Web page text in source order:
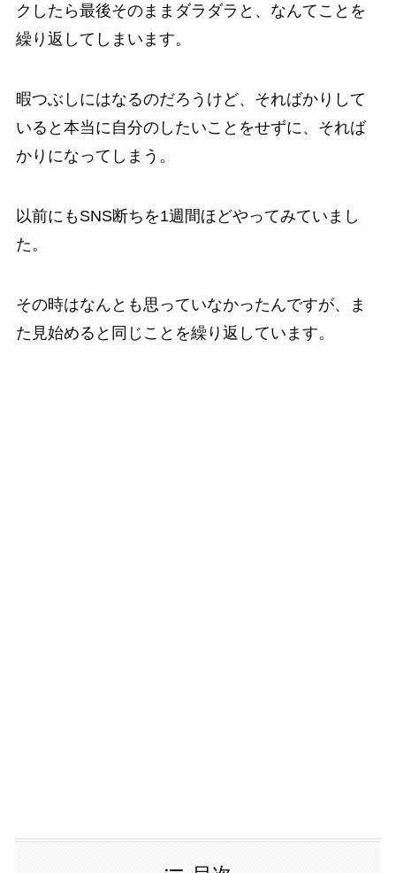
クしたら最後そのままダラダラと、なんてことを
繰り返してしまいます。
暇つぶしにはなるのだろうけど、そればかりして
いると本当に自分のしたいことをせずに、それば
かりになってしまう。
以前にもSNS断ちを1週間ほどやってみていまし
た。
その時はなんとも思っていなかったんですが、ま
た見始めると同じことを繰り返しています。